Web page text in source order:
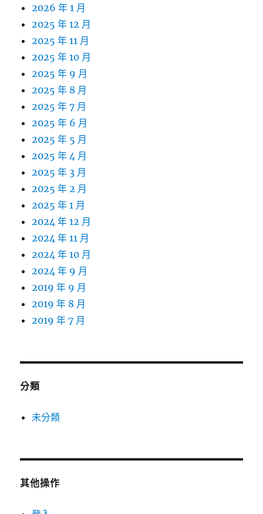
2026 年 1 月
2025 年 12 月
2025 年 11 月
2025 年 10 月
2025 年 9 月
2025 年 8 月
2025 年 7 月
2025 年 6 月
2025 年 5 月
2025 年 4 月
2025 年 3 月
2025 年 2 月
2025 年 1 月
2024 年 12 月
2024 年 11 月
2024 年 10 月
2024 年 9 月
2019 年 9 月
2019 年 8 月
2019 年 7 月
分類
未分類
其他操作